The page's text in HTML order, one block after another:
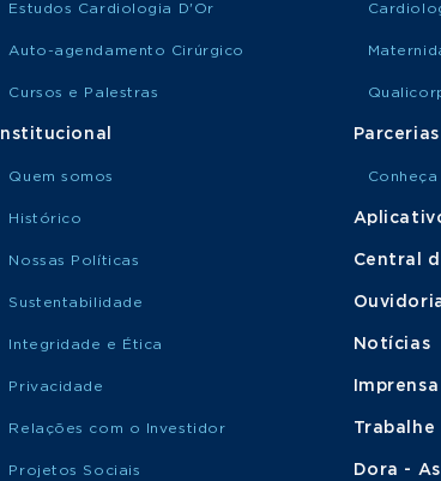
Estudos Cardiologia D'Or
Auto-agendamento Cirúrgico
Cursos e Palestras
Institucional
Quem somos
Histórico
Nossas Políticas
Sustentabilidade
Integridade e Ética
Privacidade
Relações com o Investidor
Projetos Sociais
Parcerias
Central
Notícias
Imprensa
Trabalhe
Dora -